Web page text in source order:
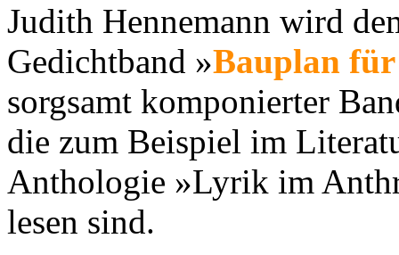
Judith Hennemann wird
Gedichtband »Bauplan für
sorgsamt komponierter
die zum Beispiel im
Anthologie »Lyrik im
lesen sind.